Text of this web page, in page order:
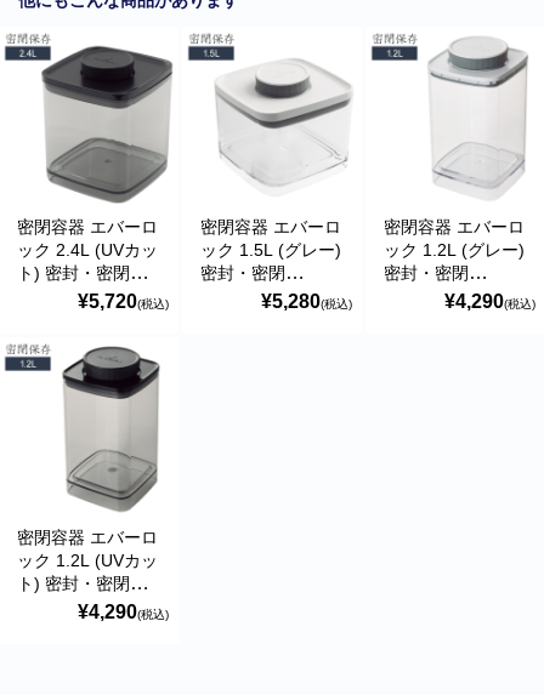
密閉容器 エバーロ
ック 2.4L (UVカッ
ト) 密封・密閉・
遮光 ANKOMN
¥5,720(税込)
密閉容器 エバーロ
ック 1.5L (グレー)
密封・密閉
ANKOMN¥5,280(税込)
密閉容器 エバーロ
ック 1.2L (グレー)
密封・密閉
ANKOMN¥4,290(税込)
密閉容器 エバーロ
ック 1.2L (UVカッ
ト) 密封・密閉・
遮光 ANKOMN
¥4,290(税込)